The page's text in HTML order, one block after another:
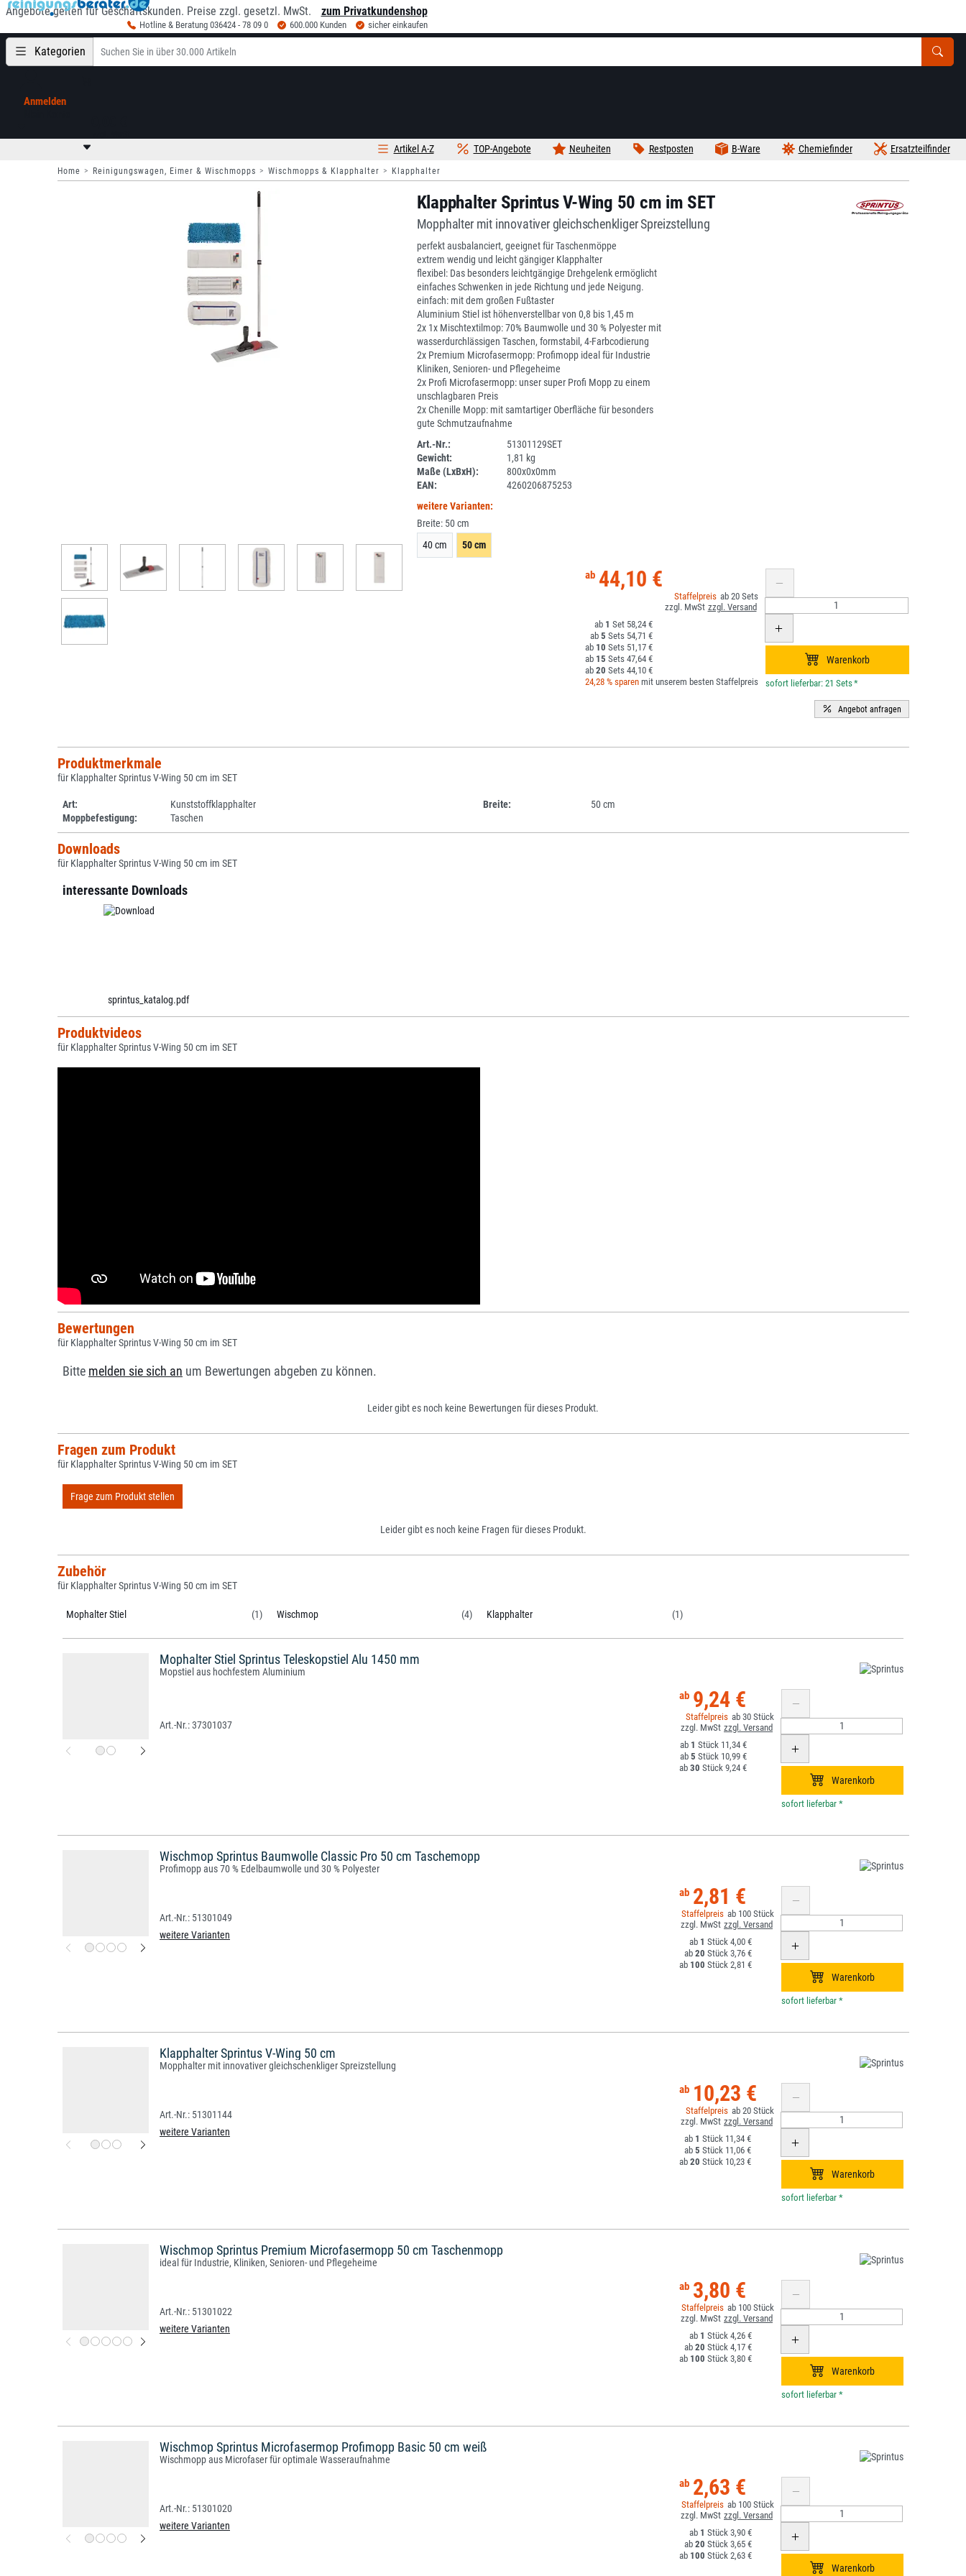
Angebote gelten für Geschäftskunden. Preise zzgl. gesetzl. MwSt. zum Privatkundenshop
Hotline & Beratung 036424 - 78 09 0 600.000 Kunden sicher einkaufen
Kategorien
Anmelden
Ersatzteilfinder
Chemiefinder
B-Ware
Restposten
Neuheiten
TOP-Angebote
Artikel A-Z
Home Reinigungswagen, Eimer & Wischmopps Wischmopps & Klapphalter Klapphalter
Klapphalter Sprintus V-Wing 50 cm im SET
Mopphalter mit innovativer gleichschenkliger Spreizstellung
perfekt ausbalanciert, geeignet für Taschenmöppe
extrem wendig und leicht gängiger Klapphalter
flexibel: Das besonders leichtgängige Drehgelenk ermöglicht
einfaches Schwenken in jede Richtung und jede Neigung.
einfach: mit dem großen Fußtaster
Aluminium Stiel ist höhenverstellbar von 0,8 bis 1,45 m
2x 1x Mischtextilmop: 70% Baumwolle und 30 % Polyester mit
wasserdurchlässigen Taschen, formstabil, 4-Farbcodierung
2x Premium Microfasermopp: Profimopp ideal für Industrie
Kliniken, Senioren- und Pflegeheime
2x Profi Microfasermopp: unser super Profi Mopp zu einem
unschlagbaren Preis
2x Chenille Mopp: mit samtartiger Oberfläche für besonders
gute Schmutzaufnahme
Art.-Nr.:
51301129SET
Gewicht:
1,81 kg
Maße (LxBxH):
800x0x0mm
EAN:
4260206875253
weitere Varianten:
Breite: 50 cm
40 cm
50 cm
44,10 €
20
1
58,24 €
5
54,71 €
10
51,17 €
15
47,64 €
20
44,10 €
24,28 % sparenmit unserem besten Staffelpreis *
Produktmerkmale
für Klapphalter Sprintus V-Wing 50 cm im SET
Art: Kunststoffklapphalter Breite:
50 cm
Moppbefestigung:
Taschen
Downloads
für Klapphalter Sprintus V-Wing 50 cm im SET
interessante Downloads
sprintus_katalog.pdf
Produktvideos
für Klapphalter Sprintus V-Wing 50 cm im SET
Bewertungen
für Klapphalter Sprintus V-Wing 50 cm im SET
Bitte melden sie sich an um Bewertungen abgeben zu können.
Leider gibt es noch keine Bewertungen für dieses Produkt.
Fragen zum Produkt
für Klapphalter Sprintus V-Wing 50 cm im SET
Frage zum Produkt stellen
Leider gibt es noch keine Fragen für dieses Produkt.
Zubehör
für Klapphalter Sprintus V-Wing 50 cm im SET
Mophalter Stiel (1) Wischmop (4) Klapphalter (1)
Mophalter Stiel Sprintus Teleskopstiel Alu 1450 mm
Mopstiel aus hochfestem Aluminium
37301037
9,24 €
30
1
11,34 €
5
10,99 €
30
9,24 €
*
Wischmop Sprintus Baumwolle Classic Pro 50 cm Taschemopp
Profimopp aus 70 % Edelbaumwolle und 30 % Polyester
51301049
weitere Varianten
2,81 €
100
1
4,00 €
20
3,76 €
100
2,81 €
*
Klapphalter Sprintus V-Wing 50 cm
Mopphalter mit innovativer gleichschenkliger Spreizstellung
51301144
weitere Varianten
10,23 €
20
1
11,34 €
5
11,06 €
20
10,23 €
*
Wischmop Sprintus Premium Microfasermopp 50 cm Taschenmopp
ideal für Industrie, Kliniken, Senioren- und Pflegeheime
51301022
weitere Varianten
3,80 €
100
1
4,26 €
20
4,17 €
100
3,80 €
*
Wischmop Sprintus Microfasermop Profimopp Basic 50 cm weiß
Wischmopp aus Microfaser für optimale Wasseraufnahme
51301020
weitere Varianten
2,63 €
100
1
3,90 €
20
3,65 €
100
2,63 €